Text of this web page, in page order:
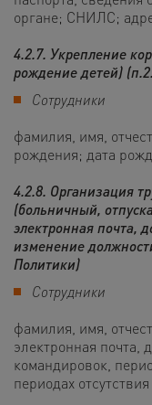
органе; СНИЛС;
4.2.7. Укрепление
рождение детей)
Сотрудники
фамилия, имя,
рождения; дата
4.2.8. Организация
(больничный,
электронная почта,
изменение
Политики)
Сотрудники
фамилия, имя,
электронная почта,
командировок,
периодах